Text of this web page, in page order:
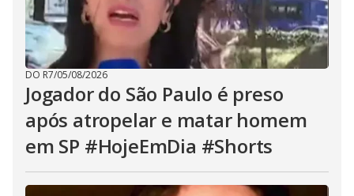
DO R7/05/08/2026
Jogador do São Paulo é preso
após atropelar e matar homem
em SP #HojeEmDia #Shorts